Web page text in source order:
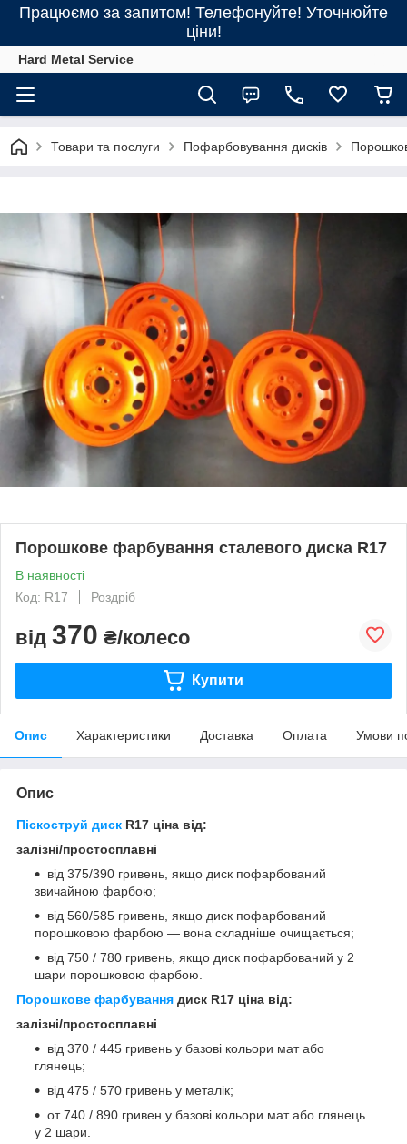
Працюємо за запитом! Телефонуйте! Уточнюйте
ціни!
Hard Metal Service
Товари та послуги Пофарбовування дисків
Порошкове фарбування сталевого диска R17
В наявності
Код: R17
Роздріб
від 370 ₴/колесо
Купити
Опис Характеристики Доставка Оплата Умови
Опис
Піскоструй диск R17 ціна від:
залізні/простосплавні
від 375/390 гривень, якщо диск пофарбований
звичайною фарбою;
від 560/585 гривень, якщо диск пофарбований
порошковою фарбою — вона складніше очищається;
від 750 / 780 гривень, якщо диск пофарбований у 2
шари порошковою фарбою.
Порошкове фарбування диск R17 ціна від:
залізні/простосплавні
від 370 / 445 гривень у базові кольори мат або
глянець;
від 475 / 570 гривень у металік;
от 740 / 890 гривен у базові кольори мат або глянець
у 2 шари.